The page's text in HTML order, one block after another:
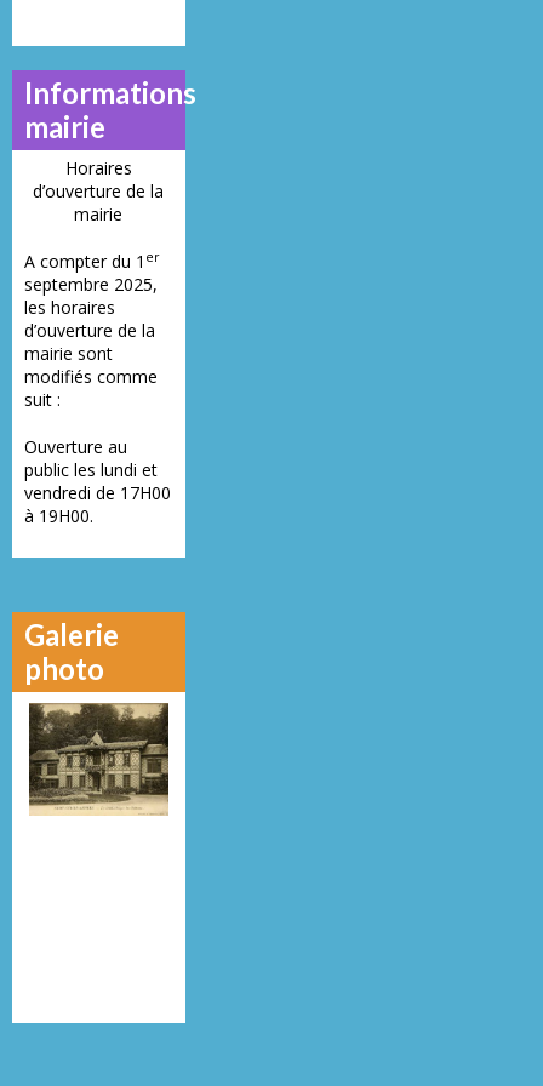
Informations
mairie
Horaires
d’ouverture de la
mairie
A compter du 1 er
septembre 2025,
les horaires
d’ouverture de la
mairie sont
modifiés comme
suit :
Ouverture au
public les lundi et
vendredi de 17H00
à 19H00.
Galerie
photo